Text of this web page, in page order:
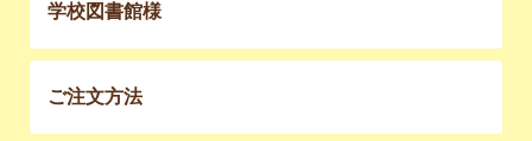
学校図書館様
ご注文方法